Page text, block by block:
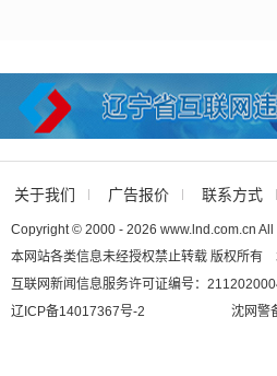
关于我们 广告报价 联系方式
Copyright © 2000 - 2026 www.lnd.com.cn All
本网站各类信息未经授权禁止转载 版权所有
互联网新闻信息服务许可证编号：
辽ICP备14017367号-2
沈网警